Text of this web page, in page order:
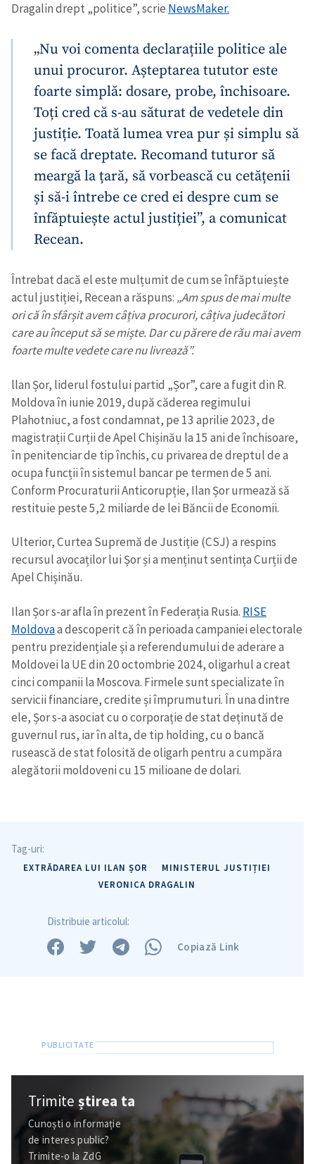
SUSȚINE
Dragalin drept „politice”, scrie NewsMaker.
„Nu voi comenta declarațiile politice ale
unui procuror. Așteptarea tututor este
foarte simplă: dosare, probe, închisoare.
Toți cred că s-au săturat de vedetele din
justiție. Toată lumea vrea pur și simplu să
se facă dreptate. Recomand tuturor să
meargă la țară, să vorbească cu cetățenii
și să-i întrebe ce cred ei despre cum se
înfăptuiește actul justiției”, a comunicat
Recean.
Întrebat dacă el este mulțumit de cum se înfăptuiește
actul justiției, Recean a răspuns: „Am spus de mai multe
ori că în sfârșit avem câțiva procurori, câțiva judecători
care au început să se miște. Dar cu părere de rău mai avem
foarte multe vedete care nu livrează”.
llan Șor, liderul fostului partid „Șor”, care a fugit din R.
Moldova în iunie 2019, după căderea regimului
Plahotniuc, a fost condamnat, pe 13 aprilie 2023, de
magistrații Curții de Apel Chișinău la 15 ani de închisoare,
în penitenciar de tip închis, cu privarea de dreptul de a
ocupa funcții în sistemul bancar pe termen de 5 ani.
Conform Procuraturii Anticorupție, Ilan Șor urmează să
restituie peste 5,2 miliarde de lei Băncii de Economii.
Ulterior, Curtea Supremă de Justiție (CSJ) a respins
recursul avocaților lui Șor și a menținut sentința Curții de
Apel Chișinău.
Ilan Șor s-ar afla în prezent în Federația Rusia. RISE
Moldovaa descoperit că în perioada campaniei electorale
pentru prezidențiale și a referendumului de aderare a
Moldovei la UE din 20 octombrie 2024, oligarhul a creat
cinci companii la Moscova. Firmele sunt specializate în
servicii financiare, credite și împrumuturi. În una dintre
ele, Șor s-a asociat cu o corporație de stat deținută de
guvernul rus, iar în alta, de tip holding, cu o bancă
rusească de stat folosită de oligarh pentru a cumpăra
alegătorii moldoveni cu 15 milioane de dolari.
Tag-uri:
EXTRĂDAREA LUI ILAN ȘOR
MINISTERUL JUSTIȚIEI
VERONICA DRAGALIN
Distribuie articolul:
Copiază Link
Trimiteștirea ta
Cunoști o informație
de interes public?
Trimite-o la ZdG